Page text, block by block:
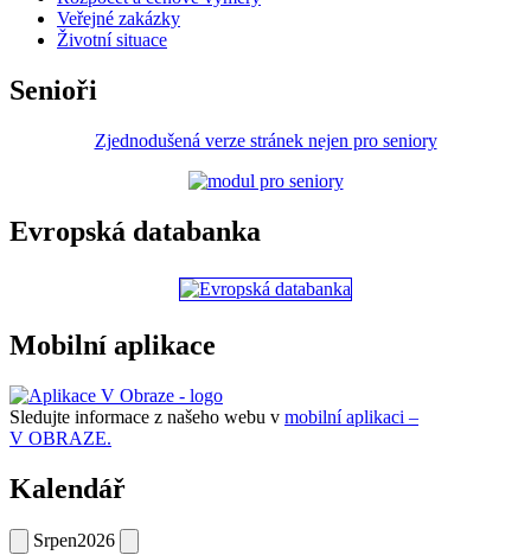
Veřejné zakázky
Životní situace
Senioři
Zjednodušená verze stránek nejen pro seniory
Evropská databanka
Mobilní aplikace
Sledujte informace z našeho webu v mobilní aplikaci –
V OBRAZE.
Kalendář
Srpen2026